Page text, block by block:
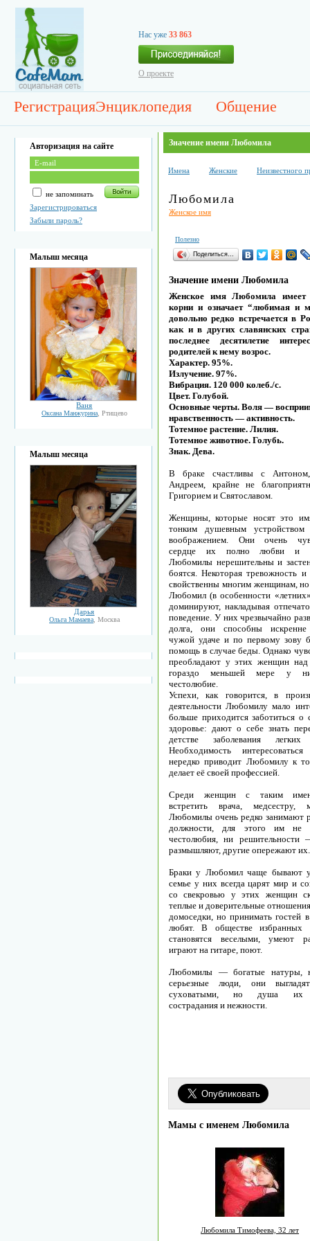
Нас уже 33 863
О проекте
РегистрацияЭнциклопедия Общение
Авторизация на сайте
не запоминать
Зарегистрироваться
Забыли пароль?
Малыш месяца
Ваня
Оксана Манжурина, Ртищево
Малыш месяца
Дарья
Ольга Мамаева, Москва
Значение имени Любомила
Имена Женские Неизвестного
Любомила
Женское имя
Полезно
Поделиться…
Значение имени Любомила
Женское имя Любомила имеет
корни и означает “любимая и
довольно редко встречается в
как и в других славянских
последнее десятилетие
родителей к нему возрос.
Характер. 95%.
Излучение. 97%.
Вибрация. 120 000 колеб./с.
Цвет. Голубой.
Основные черты. Воля —
нравственность — активность.
Тотемное растение. Лилия.
Тотемное животное. Голубь.
Знак. Дева.
В браке счастливы с
Андреем, крайне не
Григорием и Святославом.
Женщины, которые носят это
тонким душевным
воображением. Они очень
сердце их полно любви и
Любомилы нерешительны и
боятся. Некоторая тревожность и
свойственны многим женщинам, но
Любомил (в особенности
доминируют, накладывая
поведение. У них чрезвычайно
долга, они способны искренне
чужой удаче и по первому зову
помощь в случае беды. Однако
преобладают у этих женщин
гораздо меньшей мере у
честолюбие.
Успехи, как говорится, в
деятельности Любомилу мало
больше приходится заботиться о
здоровье: дают о себе знать
детстве заболевания
Необходимость
нередко приводит Любомилу к
делает её своей профессией.
Среди женщин с таким
встретить врача, медсестру,
Любомилы очень редко занимают
должности, для этого им не
честолюбия, ни
размышляют, другие опережают их.
Браки у Любомил чаще бывают
семье у них всегда царят мир и
со свекровью у этих женщин
теплые и доверительные
домоседки, но принимать гостей
любят. В обществе избранных
становятся веселыми, умеют
играют на гитаре, поют.
Любомилы — богатые натуры,
серьезные люди, они
суховатыми, но душа их
сострадания и нежности.
Мамы с именем Любомила
Любомила Тимофеева, 32 лет